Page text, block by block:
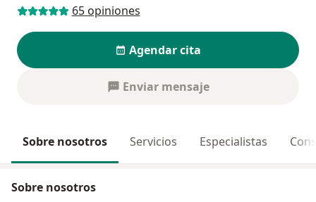
65 opiniones
Agendar cita
Enviar mensaje
Sobre nosotros Servicios Especialistas
Sobre nosotros